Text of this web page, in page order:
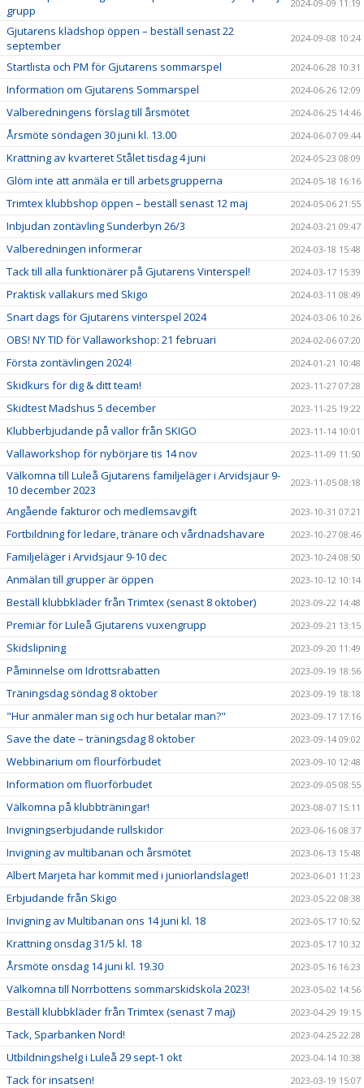
grupp
2024-09-09 11:19
Gjutarens klädshop öppen – beställ senast 22
september
2024-09-08 10:24
Startlista och PM för Gjutarens sommarspel 2024-06-28 10:31
Information om Gjutarens Sommarspel 2024-06-26 12:09
Valberedningens förslag till årsmötet 2024-06-25 14:46
Årsmöte söndagen 30 juni kl. 13.00 2024-06-07 09:44
Krattning av kvarteret Stålet tisdag 4 juni 2024-05-23 08:09
Glöm inte att anmäla er till arbetsgrupperna 2024-05-18 16:16
Trimtex klubbshop öppen – beställ senast 12 maj 2024-05-06 21:55
Inbjudan zontävling Sunderbyn 26/3 2024-03-21 09:47
Valberedningen informerar 2024-03-18 15:48
Tack till alla funktionärer på Gjutarens Vinterspel! 2024-03-17 15:39
Praktisk vallakurs med Skigo 2024-03-11 08:49
Snart dags för Gjutarens vinterspel 2024 2024-03-06 10:26
OBS! NY TID för Vallaworkshop: 21 februari 2024-02-06 07:20
Första zontävlingen 2024! 2024-01-21 10:48
Skidkurs för dig & ditt team! 2023-11-27 07:28
Skidtest Madshus 5 december 2023-11-25 19:22
Klubberbjudande på vallor från SKIGO 2023-11-14 10:01
Vallaworkshop för nybörjare tis 14 nov 2023-11-09 11:50
Välkomna till Luleå Gjutarens familjeläger i Arvidsjaur 9-
10 december 2023
2023-11-05 08:18
Angående fakturor och medlemsavgift 2023-10-31 07:21
Fortbildning för ledare, tränare och vårdnadshavare 2023-10-27 08:46
Familjeläger i Arvidsjaur 9-10 dec 2023-10-24 08:50
Anmälan till grupper är öppen 2023-10-12 10:14
Beställ klubbkläder från Trimtex (senast 8 oktober) 2023-09-22 14:48
Premiär för Luleå Gjutarens vuxengrupp 2023-09-21 13:15
Skidslipning 2023-09-20 11:49
Påminnelse om Idrottsrabatten 2023-09-19 18:56
Träningsdag söndag 8 oktober 2023-09-19 18:18
"Hur anmäler man sig och hur betalar man?" 2023-09-17 17:16
Save the date – träningsdag 8 oktober 2023-09-14 09:02
Webbinarium om flourförbudet 2023-09-10 12:48
Information om fluorförbudet 2023-09-05 08:55
Välkomna på klubbträningar! 2023-08-07 15:11
Invigningserbjudande rullskidor 2023-06-16 08:37
Invigning av multibanan och årsmötet 2023-06-13 15:48
Albert Marjeta har kommit med i juniorlandslaget! 2023-06-01 11:23
Erbjudande från Skigo 2023-05-22 08:38
Invigning av Multibanan ons 14 juni kl. 18 2023-05-17 10:52
Krattning onsdag 31/5 kl. 18 2023-05-17 10:32
Årsmöte onsdag 14 juni kl. 19.30 2023-05-16 16:23
Välkomna till Norrbottens sommarskidskola 2023! 2023-05-02 14:56
Beställ klubbkläder från Trimtex (senast 7 maj) 2023-04-29 19:15
Tack, Sparbanken Nord! 2023-04-25 22:28
Utbildningshelg i Luleå 29 sept-1 okt 2023-04-14 10:38
Tack för insatsen! 2023-03-19 15:07